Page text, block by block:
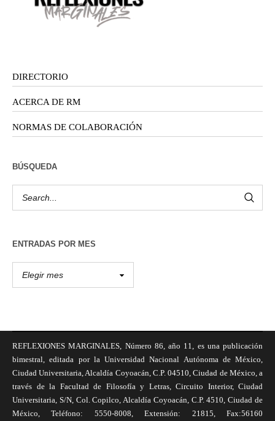
DIRECTORIO
ACERCA DE RM
NORMAS DE COLABORACIÓN
BÚSQUEDA
ENTRADAS POR MES
REFLEXIONES MARGINALES, Número 86, año 11, es una publicación
bimestral, editada por la Universidad Nacional Autónoma de México,
Ciudad Universitaria, Alcaldía Coyoacán, C.P. 04510, Ciudad de México, a
través de la Facultad de Filosofía y Letras, Circuito Interior, Ciudad
Universitaria, S/N, Col. Copilco, Alcaldía Coyoacán, C.P. 4510, Ciudad de
México, Teléfono: 5550-8008, Extensión: 21815, Fax:56160